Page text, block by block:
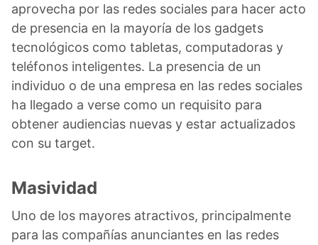
aprovecha por las redes sociales para hacer acto
de presencia en la mayoría de los gadgets
tecnológicos como tabletas, computadoras y
teléfonos inteligentes. La presencia de un
individuo o de una empresa en las redes sociales
ha llegado a verse como un requisito para
obtener audiencias nuevas y estar actualizados
con su target.
Masividad
Uno de los mayores atractivos, principalmente
para las compañías anunciantes en las redes